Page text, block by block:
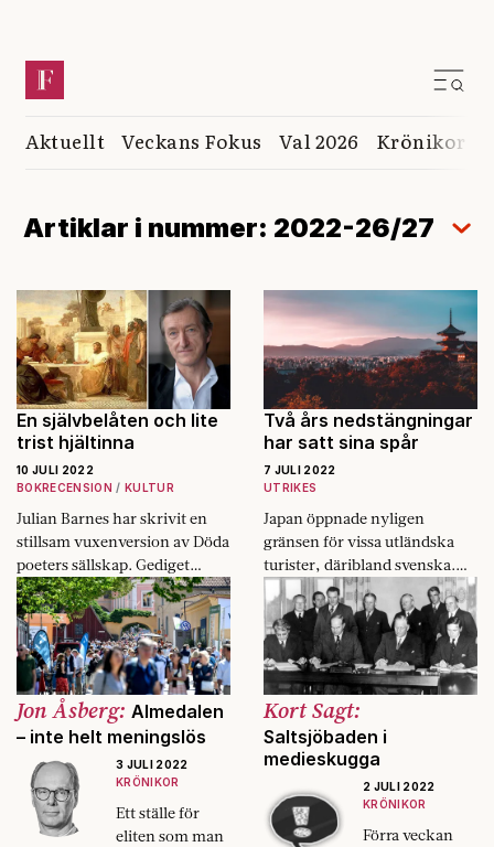
Aktuellt Veckans Fokus Val 2026 Krönikor
Artiklar i nummer: 2022-26/27
En självbelåten och lite
trist hjältinna
10 JULI 2022
BOKRECENSION
KULTUR
Julian Barnes har skrivit en
stillsam vuxenversion av Döda
poeters sällskap. Gediget
hantverk, men inte så
spännande.
Två års nedstängningar
har satt sina spår
7 JULI 2022
UTRIKES
Japan öppnade nyligen
gränsen för vissa utländska
turister, däribland svenska.
Men två år med pandemi har
satt sina spår.
Jon Åsberg: Almedalen
– inte helt meningslös
3 JULI 2022
KRÖNIKOR
Ett ställe för
eliten som man
Kort Sagt:
Saltsjöbaden i
medieskugga
2 JULI 2022
KRÖNIKOR
Förra veckan